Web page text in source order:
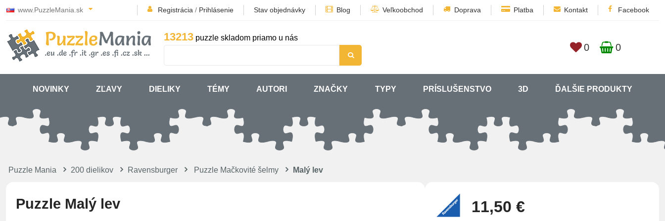
www.PuzzleMania.sk Registrácia / Prihlásenie Stav objednávky Blog Veľkoobchod Doprava Platba Kontakt Facebook
13213 puzzle skladom priamo u nás
0 0
NOVINKY ZĽAVY DIELIKY TÉMY AUTORI ZNAČKY TYPY PRÍSLUŠENSTVO 3D ĎALŠIE PRODUKTY
Puzzle Mania 200 dielikov Ravensburger Puzzle Mačkovité šelmy Malý lev
Puzzle Malý lev 11,50 €